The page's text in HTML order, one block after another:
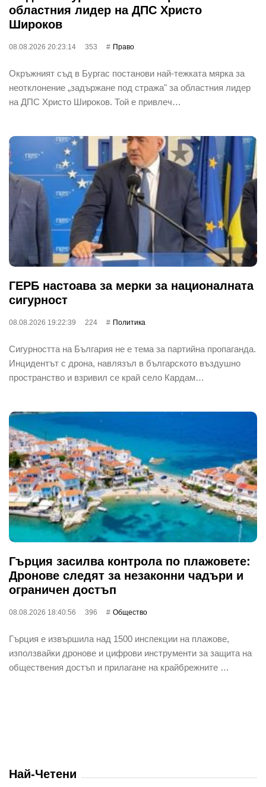
областния лидер на ДПС Христо
Широков
08.08.2026 20:23:14 353 Право
Окръжният съд в Бургас постанови най-тежката мярка за
неотклонение „задържане под стража" за областния лидер
на ДПС Христо Широков. Той е привлеч…
ГЕРБ настоава за мерки за националната
сигурност
08.08.2026 19:22:39 224 Политика
Сигурността на България не е тема за партийна пропаганда.
Инцидентът с дрона, навлязъл в българското въздушно
пространство и взривил се край село Кардам…
Гърция засилва контрола по плажовете:
Дронове следят за незаконни чадъри и
ограничен достъп
08.08.2026 18:40:56 396 Общество
Гърция е извършила над 1500 инспекции на плажове,
използвайки дронове и цифрови инструменти за защита на
обществения достъп и прилагане на крайбрежните …
Най-Четени